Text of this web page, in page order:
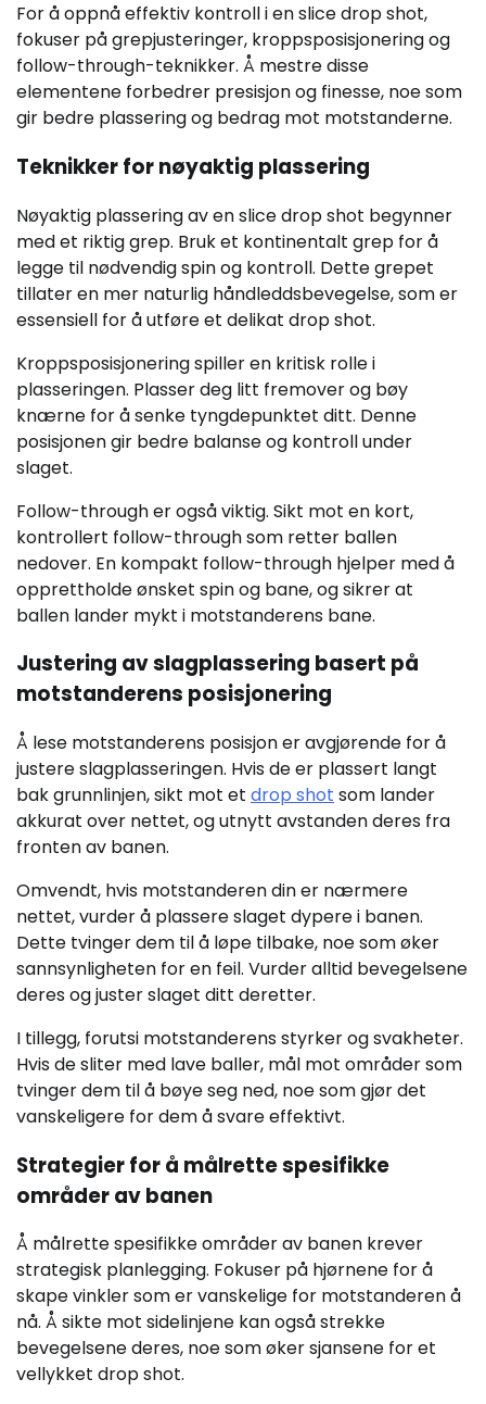
For å oppnå effektiv kontroll i en slice drop shot,
fokuser på grepjusteringer, kroppsposisjonering og
follow-through-teknikker. Å mestre disse
elementene forbedrer presisjon og finesse, noe som
gir bedre plassering og bedrag mot motstanderne.
Teknikker for nøyaktig plassering
Nøyaktig plassering av en slice drop shot begynner
med et riktig grep. Bruk et kontinentalt grep for å
legge til nødvendig spin og kontroll. Dette grepet
tillater en mer naturlig håndleddsbevegelse, som er
essensiell for å utføre et delikat drop shot.
Kroppsposisjonering spiller en kritisk rolle i
plasseringen. Plasser deg litt fremover og bøy
knærne for å senke tyngdepunktet ditt. Denne
posisjonen gir bedre balanse og kontroll under
slaget.
Follow-through er også viktig. Sikt mot en kort,
kontrollert follow-through som retter ballen
nedover. En kompakt follow-through hjelper med å
opprettholde ønsket spin og bane, og sikrer at
ballen lander mykt i motstanderens bane.
Justering av slagplassering basert på
motstanderens posisjonering
Å lese motstanderens posisjon er avgjørende for å
justere slagplasseringen. Hvis de er plassert langt
bak grunnlinjen, sikt mot et drop shot som lander
akkurat over nettet, og utnytt avstanden deres fra
fronten av banen.
Omvendt, hvis motstanderen din er nærmere
nettet, vurder å plassere slaget dypere i banen.
Dette tvinger dem til å løpe tilbake, noe som øker
sannsynligheten for en feil. Vurder alltid bevegelsene
deres og juster slaget ditt deretter.
I tillegg, forutsi motstanderens styrker og svakheter.
Hvis de sliter med lave baller, mål mot områder som
tvinger dem til å bøye seg ned, noe som gjør det
vanskeligere for dem å svare effektivt.
Strategier for å målrette spesifikke
områder av banen
Å målrette spesifikke områder av banen krever
strategisk planlegging. Fokuser på hjørnene for å
skape vinkler som er vanskelige for motstanderen å
nå. Å sikte mot sidelinjene kan også strekke
bevegelsene deres, noe som øker sjansene for et
vellykket drop shot.